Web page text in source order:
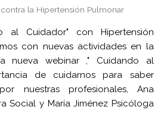
la Hipertensión Pulmonar
al Cuidador" con Hipertensión
con nuevas actividades en la
nueva webinar ," Cuidando al
de cuidarnos para saber
nuestras profesionales, Ana
Social y María Jiménez Psicóloga